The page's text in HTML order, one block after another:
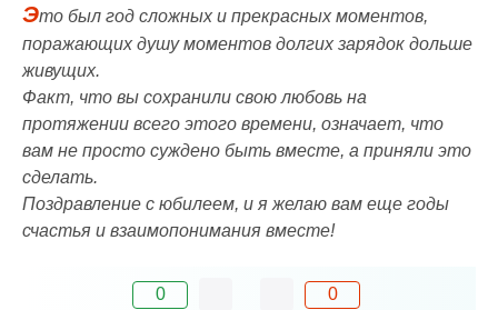
Это был год сложных и прекрасных моментов,
поражающих душу моментов долгих зарядок дольше
живущих.
Факт, что вы сохранили свою любовь на
протяжении всего этого времени, означает, что
вам не просто суждено быть вместе, а приняли это
сделать.
Поздравление с юбилеем, и я желаю вам еще годы
счастья и взаимопонимания вместе!
0 0